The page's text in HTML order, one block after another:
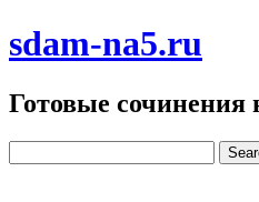
sdam-na5.ru
Готовые сочинения